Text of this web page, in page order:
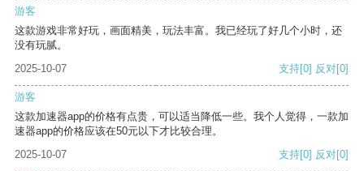
游客
这款游戏非常好玩，画面精美，玩法丰富。我已经玩了好几个小时，还
没有玩腻。
2025-10-07
支持[0] 反对[0]
游客
这款加速器app的价格有点贵，可以适当降低一些。我个人觉得，一款加
速器app的价格应该在50元以下才比较合理。
2025-10-07
支持[0] 反对[0]